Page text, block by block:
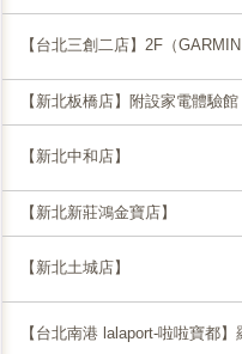
【台北三創二店】2F（
【新北板橋店】附設家電體驗館
【新北中和店】
【新北新莊鴻金寶店】
【新北土城店】
【台北南港 lalaport-啦啦寶都